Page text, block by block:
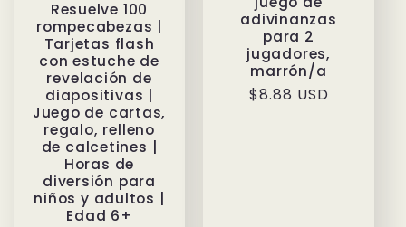
Resuelve 100
rompecabezas |
Tarjetas flash
con estuche de
revelación de
diapositivas |
Juego de cartas,
regalo, relleno
de calcetines |
Horas de
diversión para
niños y adultos |
Edad 6+
adivinanzas
para 2
jugadores,
marrón/a
Precio
$8.88 USD